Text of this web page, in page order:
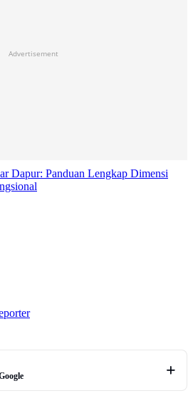
Advertisement
Dapur: Panduan Lengkap Dimensi